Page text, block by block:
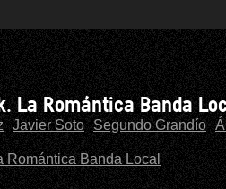
La Romántica Banda
Javier Soto Segundo Grandío
Romántica Banda Local